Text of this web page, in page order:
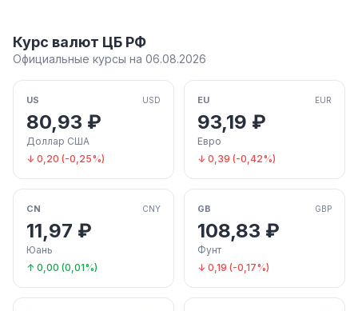
Курс валют ЦБ РФ
Официальные курсы на 06.08.2026
US USD
80,93 ₽
Доллар США
↓ 0,20 (-0,25%)
EU EUR
93,19 ₽
Евро
↓ 0,39 (-0,42%)
CN CNY
11,97 ₽
Юань
↑ 0,00 (0,01%)
GB GBP
108,83 ₽
Фунт
↓ 0,19 (-0,17%)